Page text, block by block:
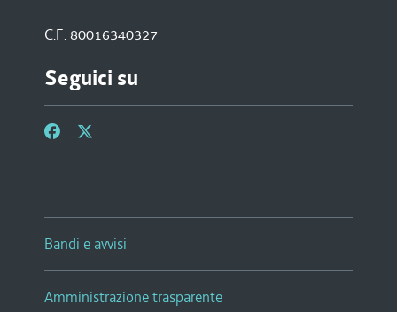
C.F. 80016340327
Seguici su
Bandi e avvisi
Amministrazione trasparente